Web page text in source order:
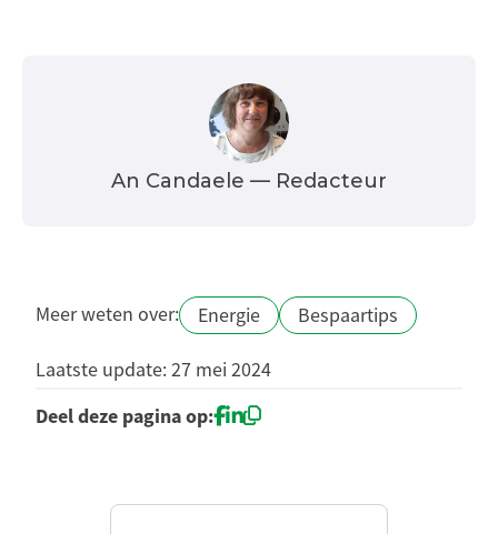
An Candaele — Redacteur
Meer weten over: Energie Bespaartips
Laatste update: 27 mei 2024
Deel deze pagina op: